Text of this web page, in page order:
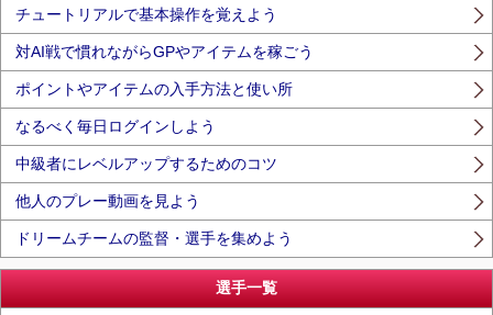
チュートリアルで基本操作を覚えよう
対AI戦で慣れながらGPやアイテムを稼ごう
ポイントやアイテムの入手方法と使い所
なるべく毎日ログインしよう
中級者にレベルアップするためのコツ
他人のプレー動画を見よう
ドリームチームの監督・選手を集めよう
選手一覧